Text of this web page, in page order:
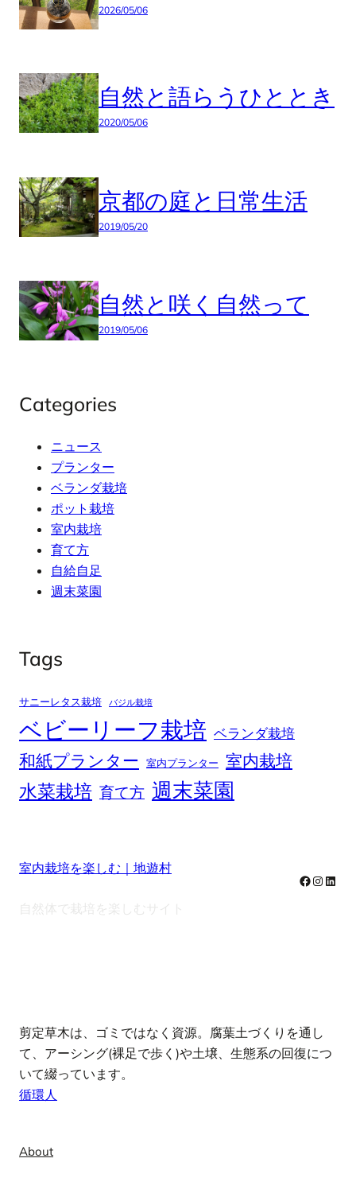
2026/05/06
自然と語らうひととき
2020/05/06
京都の庭と日常生活
2019/05/20
自然と咲く自然って
2019/05/06
Categories
ニュース
プランター
ベランダ栽培
ポット栽培
室内栽培
育て方
自給自足
週末菜園
Tags
サニーレタス栽培 バジル栽培
ベビーリーフ栽培 ベランダ栽培
和紙プランター 室内プランター 室内栽培
水菜栽培 育て方 週末菜園
室内栽培を楽しむ｜地遊村
自然体で栽培を楽しむサイト
Facebook
剪定草木は、ゴミではなく資源。腐葉土づくりを通し
て、アーシング(裸足で歩く)や土壌、生態系の回復につ
いて綴っています。
循環人
About